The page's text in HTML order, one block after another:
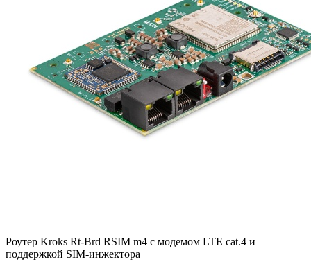
Роутер Kroks Rt-Brd RSIM m4 с модемом LTE cat.4 и
поддержкой SIM-инжектора